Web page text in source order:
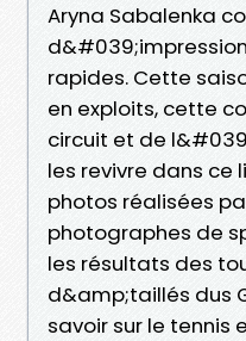
Aryna Sabalenka
rapides. Cette
en exploits, cette
circuit et de
les revivre dans ce
photos réalisées
photographes de
les résultats des
d&amp;taillés dus
savoir sur le tennis